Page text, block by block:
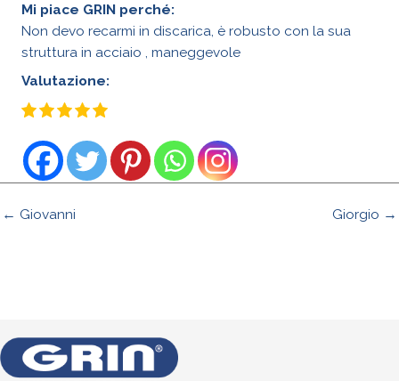
Mi piace GRIN perché:
Non devo recarmi in discarica, è robusto con la sua
struttura in acciaio , maneggevole
Valutazione:
← Giovanni Giorgio →